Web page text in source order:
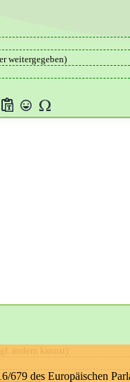
weitergegeben)
ändern kannst)
679 des Europäischen